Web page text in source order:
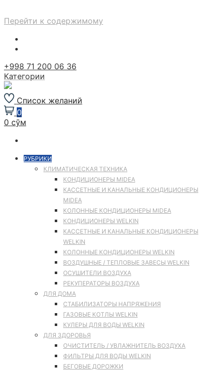
Перейти к содержимому
+998 71 200 06 36
Категории
Список желаний
0
0 сўм
РУБРИКИ
КЛИМАТИЧЕСКАЯ ТЕХНИКА
КОНДИЦИОНЕРЫ MIDEA
КАССЕТНЫЕ И КАНАЛЬНЫЕ КОНДИЦИОНЕРЫ
MIDEA
КОЛОННЫЕ КОНДИЦИОНЕРЫ MIDEA
КОНДИЦИОНЕРЫ WELKIN
КАССЕТНЫЕ И КАНАЛЬНЫЕ КОНДИЦИОНЕРЫ
WELKIN
КОЛОННЫЕ КОНДИЦИОНЕРЫ WELKIN
ВОЗДУШНЫЕ / ТЕПЛОВЫЕ ЗАВЕСЫ WELKIN
ОСУШИТЕЛИ ВОЗДУХА
РЕКУПЕРАТОРЫ ВОЗДУХА
ДЛЯ ДОМА
СТАБИЛИЗАТОРЫ НАПРЯЖЕНИЯ
ГАЗОВЫЕ КОТЛЫ WELKIN
КУЛЕРЫ ДЛЯ ВОДЫ WELKIN
ДЛЯ ЗДОРОВЬЯ
ОЧИСТИТЕЛЬ / УВЛАЖНИТЕЛЬ ВОЗДУХА
ФИЛЬТРЫ ДЛЯ ВОДЫ WELKIN
БЕГОВЫЕ ДОРОЖКИ